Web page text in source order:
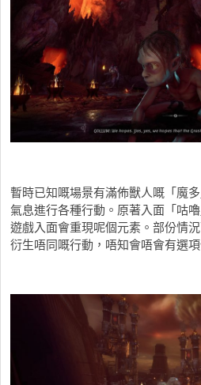
暫時已知嘅場景有滿佈獸人嘅「魔
氣息進行各種行動。原著入面「咕
遊戲入面會重現呢個元素。部份情
衍生唔同嘅行動，唔知會唔會有選